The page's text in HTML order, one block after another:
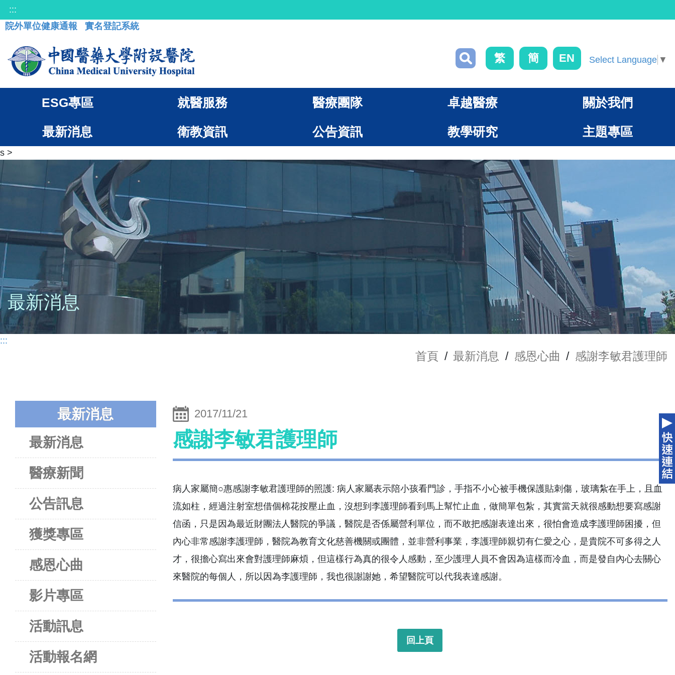
:::
院外單位健康通報
實名登記系統
繁 簡 EN Select Language ▼
ESG專區 就醫服務 醫療團隊 卓越醫療 關於我們
最新消息 衛教資訊 公告資訊 教學研究 主題專區
s >
最新消息
:::
首頁 / 最新消息 / 感恩心曲 / 感謝李敏君護理師
最新消息
最新消息
醫療新聞
公告訊息
獲獎專區
感恩心曲
影片專區
活動訊息
活動報名網
2017/11/21
感謝李敏君護理師
病人家屬簡○惠感謝李敏君護理師的照護: 病人家屬表示陪小孩看門診，手指不小心被手機保護貼刺傷，玻璃紮在手上，且血
流如柱，經過注射室想借個棉花按壓止血，沒想到李護理師看到馬上幫忙止血，做簡單包紮，其實當天就很感動想要寫感謝
信函，只是因為最近財團法人醫院的爭議，醫院是否係屬營利單位，而不敢把感謝表達出來，很怕會造成李護理師困擾，但
內心非常感謝李護理師，醫院為教育文化慈善機關或團體，並非營利事業，李護理師親切有仁愛之心，是貴院不可多得之人
才，很擔心寫出來會對護理師麻煩，但這樣行為真的很令人感動，至少護理人員不會因為這樣而冷血，而是發自內心去關心
來醫院的每個人，所以因為李護理師，我也很謝謝她，希望醫院可以代我表達感謝。
回上頁